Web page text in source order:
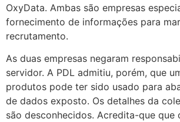
OxyData. Ambas são empresas
fornecimento de informações para
recrutamento.
As duas empresas negaram
servidor. A PDL admitiu, porém, que
produtos pode ter sido usado para
de dados exposto. Os detalhes da
são desconhecidos. Acredita-que que